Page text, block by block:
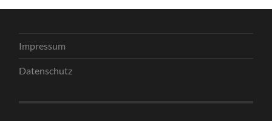
Impressum
Datenschutz